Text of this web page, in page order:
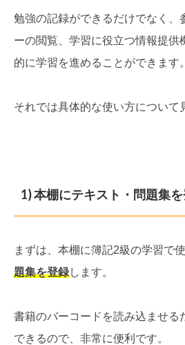
勉強の記録ができるだけでなく、
ーの閲覧、学習に役立つ情報提供
的に学習を進めることができます。
それでは具体的な使い方について
1) 本棚にテキスト・問題集
まずは、本棚に簿記2級の学習で
題集を登録します。
書籍のバーコードを読み込ませる
できるので、非常に便利です。